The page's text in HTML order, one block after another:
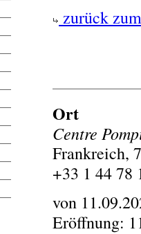
zurück
Ort
Centre
Frankreich,
+33 1 44 78
von
Eröffnung: